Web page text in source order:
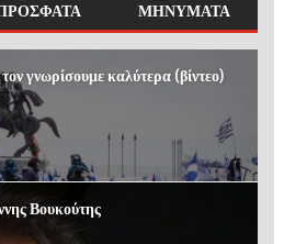
ΜΗΝΥΜΑΤΑ
καλύτερα (βίντεο)
Βουκούτης